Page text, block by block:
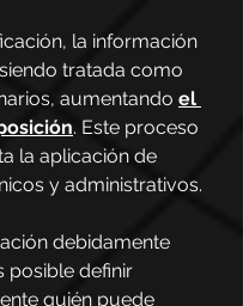
la información
tratada como
aumentando el
. Este proceso
la aplicación de
y administrativos.
debidamente
posible definir
quién puede